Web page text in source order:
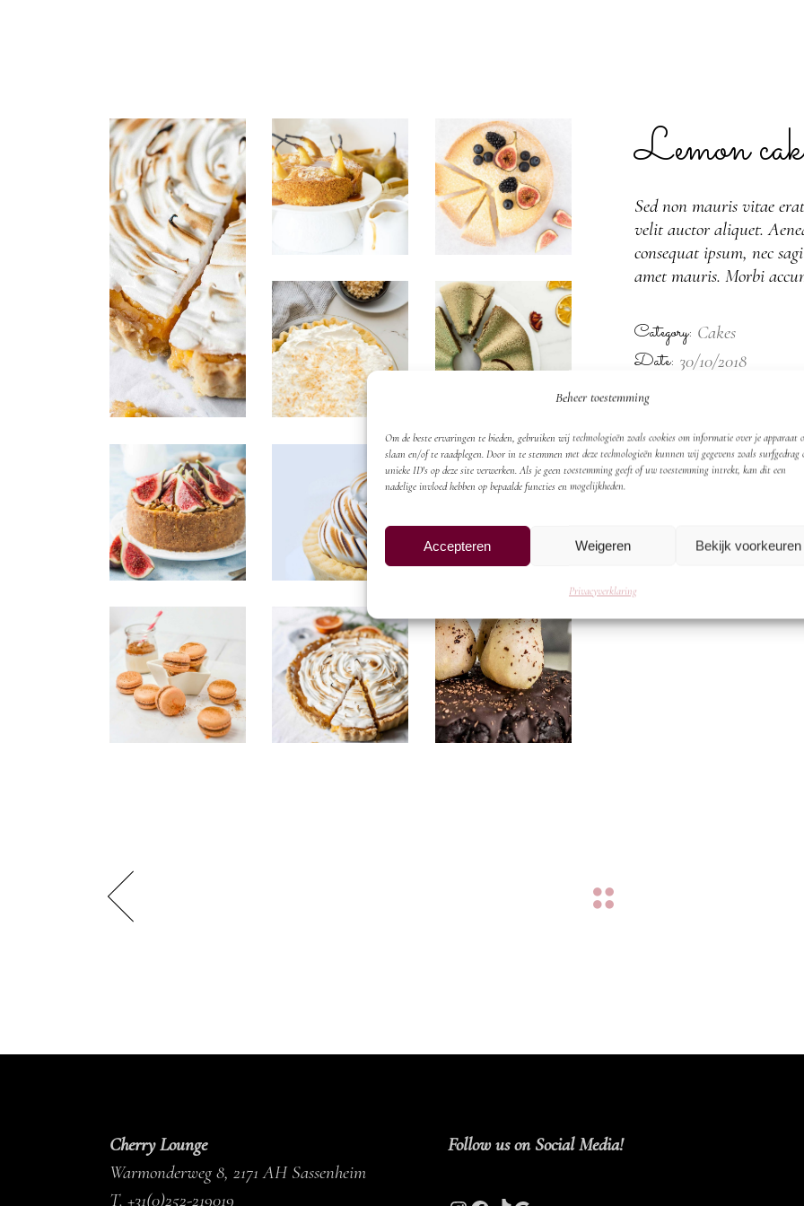
Beheer toestemming
Om de beste ervaringen te bieden, gebruiken wij technologieën zoals cookies om informatie over je apparaat
slaan en/of te raadplegen. Door in te stemmen met deze technologieën kunnen wij gegevens zoals surfgedrag
unieke ID's op deze site verwerken. Als je geen toestemming geeft of uw toestemming intrekt, kan dit een
nadelige invloed hebben op bepaalde functies en mogelijkheden.
Accepteren Weigeren Bekijk voorkeuren
Privacyverklaring
Lemon
Sed non mauris vitae
velit auctor aliquet.
consequat ipsum, nec
amet mauris. Morbi
Category: Cakes
Date: 30/10/2018
Tags:
Cherry Lounge
Warmonderweg 8, 2171 AH Sassenheim
T. +31(0)252-219019
Follow us on Social Media!